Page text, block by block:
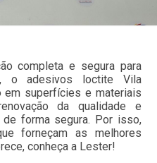
completa e segura para
o adesivos loctite Vila
em superfícies e materiais
da qualidade e
forma segura. Por isso,
forneçam as melhores
conheça a Lester!